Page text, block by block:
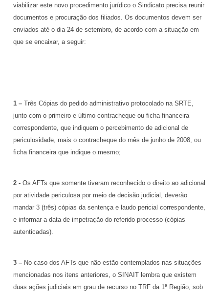
viabilizar este novo procedimento jurídico o Sindicato precisa reunir
documentos e procuração dos filiados. Os documentos devem ser
enviados até o dia 24 de setembro, de acordo com a situação em
que se encaixar, a seguir:
1 – Três Cópias do pedido administrativo protocolado na SRTE,
junto com o primeiro e último contracheque ou ficha financeira
correspondente, que indiquem o percebimento de adicional de
periculosidade, mais o contracheque do mês de junho de 2008, ou
ficha financeira que indique o mesmo;
2 - Os AFTs que somente tiveram reconhecido o direito ao adicional
por atividade periculosa por meio de decisão judicial, deverão
mandar 3 (três) cópias da sentença e laudo pericial correspondente,
e informar a data de impetração do referido processo (cópias
autenticadas).
3 – No caso dos AFTs que não estão contemplados nas situações
mencionadas nos itens anteriores, o SINAIT lembra que existem
duas ações judiciais em grau de recurso no TRF da 1ª Região, sob